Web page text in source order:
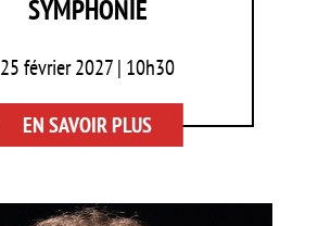
SYMPHONIE
25 février 2027 | 10h30
EN SAVOIR PLUS